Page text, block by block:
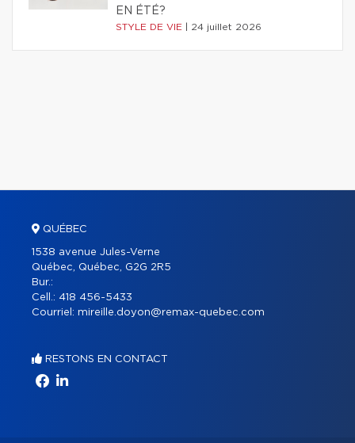
EN ÉTÉ?
STYLE DE VIE 24 juillet 2026
QUÉBEC
1538 avenue Jules-Verne
Québec, Québec, G2G 2R5
Bur.:
Cell.: 418 456-5433
Courriel: mireille.doyon@remax-quebec.com
RESTONS EN CONTACT